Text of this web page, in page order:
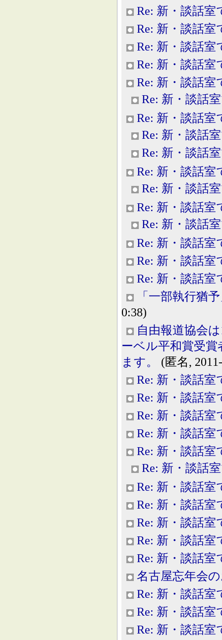
Re: 新・談話室
Re: 新・談話室
Re: 新・談話室
Re: 新・談話室
Re: 新・談話室
Re: 新・談話
Re: 新・談話室
Re: 新・談話
Re: 新・談話
Re: 新・談話室
Re: 新・談話
Re: 新・談話室
Re: 新・談話
Re: 新・談話室
Re: 新・談話室
Re: 新・談話室
「一部執行猶
0:38)
自由報道協会
ーベル平和賞受
ます。
(匿名,
Re: 新・談話室
Re: 新・談話室
Re: 新・談話室
Re: 新・談話室
Re: 新・談話室
Re: 新・談話
Re: 新・談話室
Re: 新・談話室
Re: 新・談話室
Re: 新・談話室
Re: 新・談話室
名古屋忘年会
Re: 新・談話室
Re: 新・談話室
Re: 新・談話室